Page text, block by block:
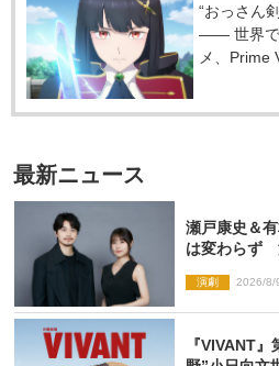
“おっさん
―― 世界で
メ、Prime
最新ニュース
瀬戸康史＆
は変わらず
演劇 2026/8/
『VIVANT